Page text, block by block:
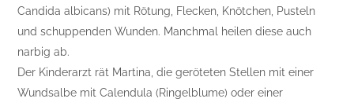
Candida albicans) mit Rötung, Flecken, Knötchen, Pusteln
und schuppenden Wunden. Manchmal heilen diese auch
narbig ab.
Der Kinderarzt rät Martina, die geröteten Stellen mit einer
Wundsalbe mit Calendula (Ringelblume) oder einer